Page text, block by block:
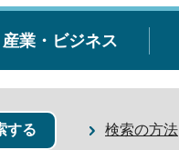
産業・ビジネス
検索の方法